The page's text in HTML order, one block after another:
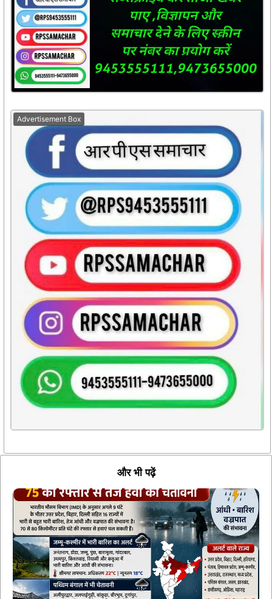
Advertisement Box
और भी पढ़ें